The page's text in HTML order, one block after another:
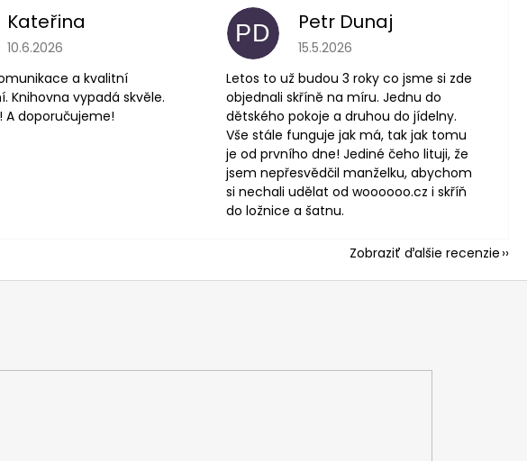
Kateřina
Hodnotenie obchodu je 5 z 5 hviezdičiek.
10.6.2026
a kvalitní
Knihovna vypadá skvěle.
A doporučujeme!
PD Petr Dunaj
Hodnotenie obchodu je 5 z 5
15.5.2026
Letos to už budou 3 roky co jsme si zde
objednali skříně na míru. Jednu do
dětského pokoje a druhou do jídelny.
Vše stále funguje jak má, tak jak tomu
je od prvního dne! Jediné čeho lituji, že
jsem nepřesvědčil manželku, abychom
si nechali udělat od woooooo.cz i skříň
do ložnice a šatnu.
Zobraziť ďalšie recenzie